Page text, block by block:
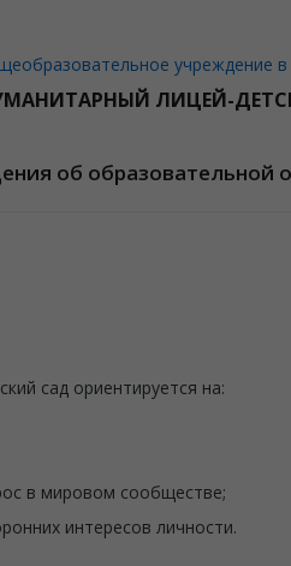
учреждение в
ЛИЦЕЙ-
об образовательной
сад ориентируется на:
в мировом сообществе;
интересов личности.